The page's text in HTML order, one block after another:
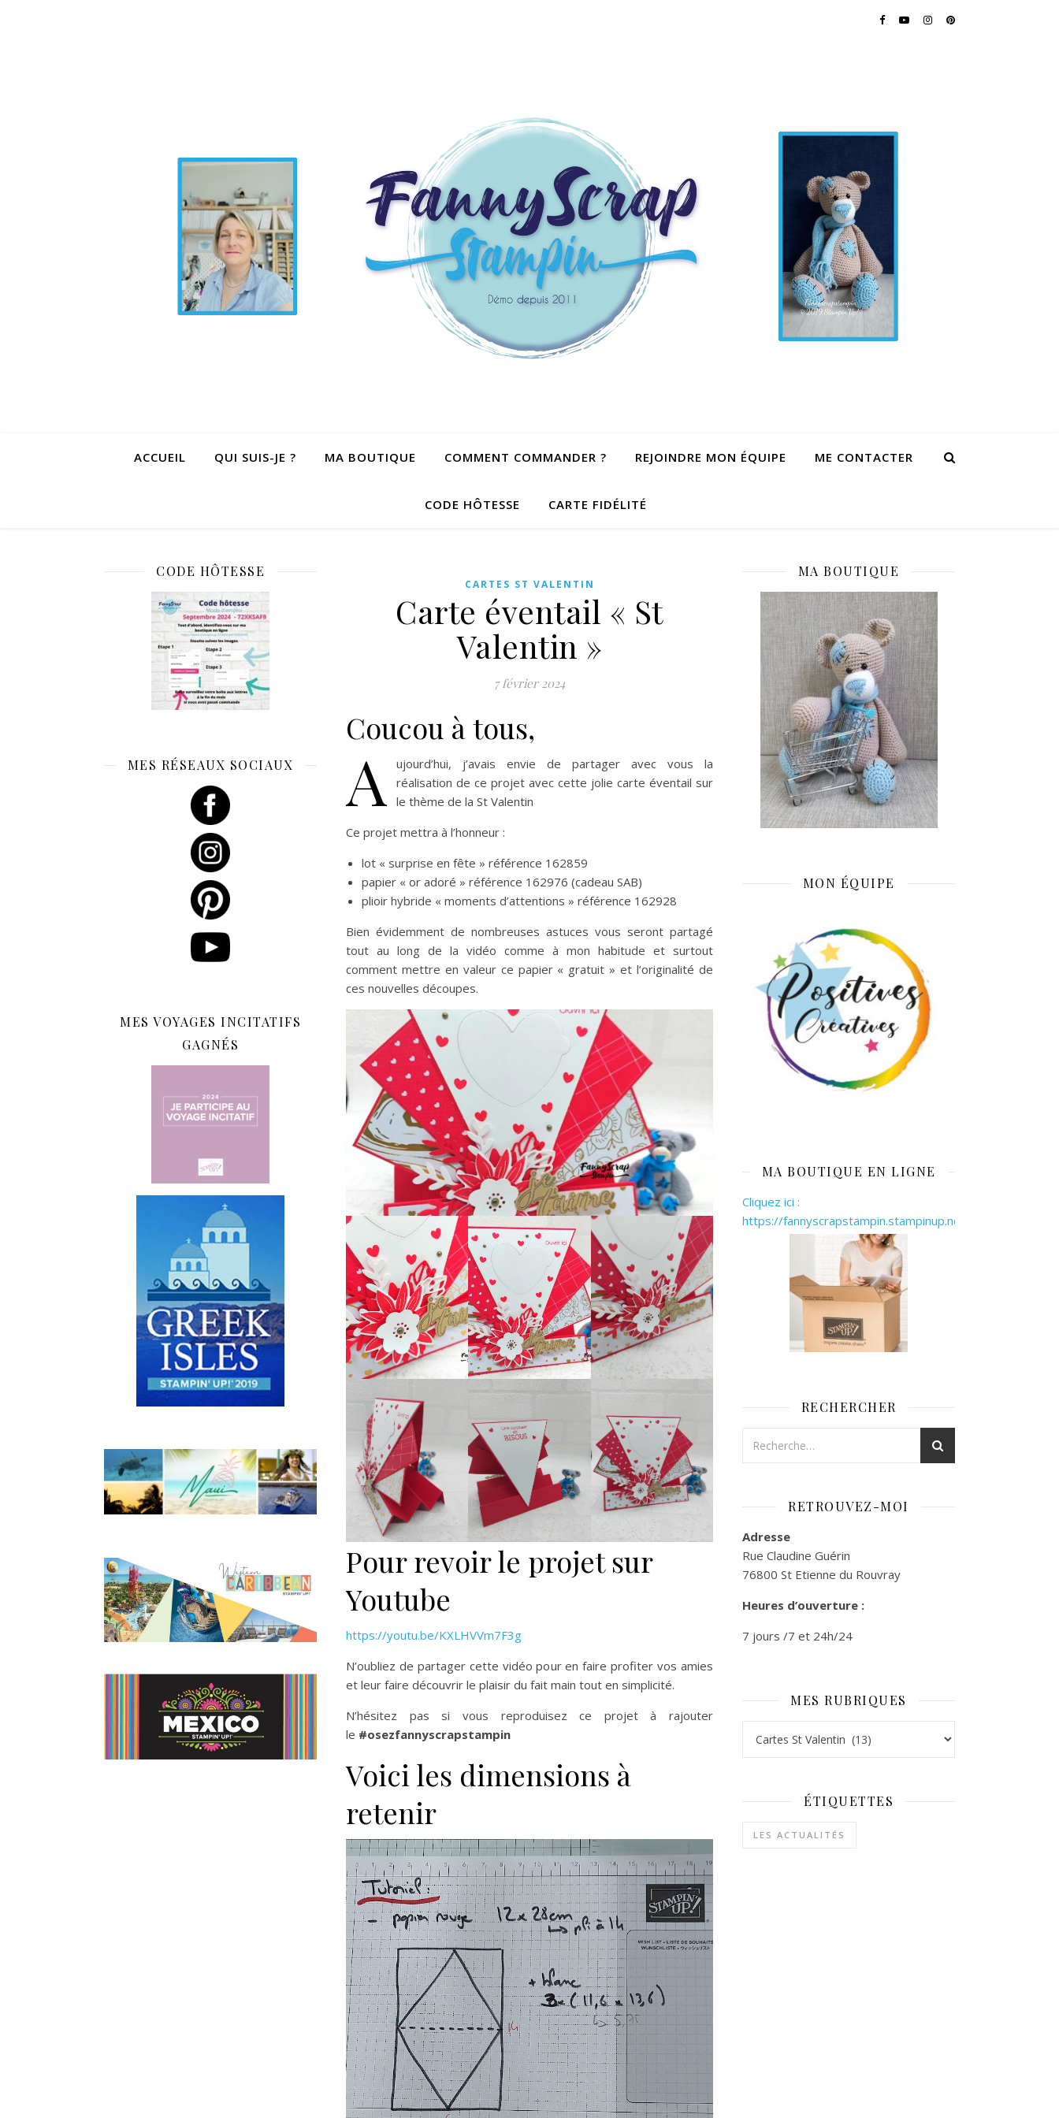
ACCUEIL QUI SUIS-JE ? MA BOUTIQUE COMMENT COMMANDER ? REJOINDRE MON ÉQUIPE ME CONTACTER
CODE HÔTESSE CARTE FIDÉLITÉ
CODE HÔTESSE
MES RÉSEAUX SOCIAUX
MES VOYAGES INCITATIFS
GAGNÉS
CARTES ST VALENTIN
Carte éventail « St
Valentin »
7 février 2024
Coucou à tous,
A
ujourd’hui, j’avais envie de partager avec vous la
réalisation de ce projet avec cette jolie carte éventail sur
le thème de la St Valentin
Ce projet mettra à l’honneur :
lot « surprise en fête » référence 162859
papier « or adoré » référence 162976 (cadeau SAB)
plioir hybride « moments d’attentions » référence 162928
Bien évidemment de nombreuses astuces vous seront partagé
tout au long de la vidéo comme à mon habitude et surtout
comment mettre en valeur ce papier « gratuit » et l’originalité de
ces nouvelles découpes.
Pour revoir le projet sur
Youtube
https://youtu.be/KXLHVVm7F3g
N’oubliez de partager cette vidéo pour en faire profiter vos amies
et leur faire découvrir le plaisir du fait main tout en simplicité.
N’hésitez pas si vous reproduisez ce projet à rajouter
le #osezfannyscrapstampin
Voici les dimensions à
retenir
MA BOUTIQUE
MON ÉQUIPE
MA BOUTIQUE EN LIGNE
Cliquez ici :
https://fannyscrapstampin.stampinup.net
RECHERCHER
RETROUVEZ-MOI
Adresse
Rue Claudine Guérin
76800 St Etienne du Rouvray
Heures d’ouverture :
7 jours /7 et 24h/24
MES RUBRIQUES
ÉTIQUETTES
LES ACTUALITÉS